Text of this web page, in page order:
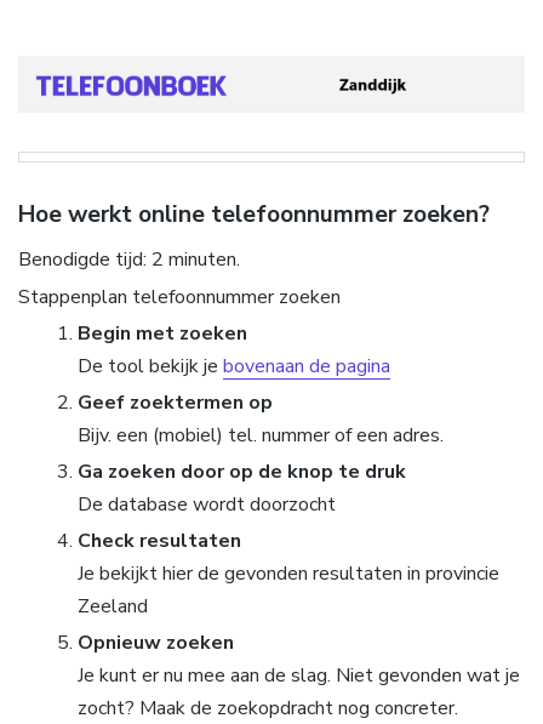
Hoe werkt online telefoonnummer zoeken?
Benodigde tijd: 2 minuten.
Stappenplan telefoonnummer zoeken
Begin met zoeken
De tool bekijk je bovenaan de pagina
Geef zoektermen op
Bijv. een (mobiel) tel. nummer of een adres.
Ga zoeken door op de knop te druk
De database wordt doorzocht
Check resultaten
Je bekijkt hier de gevonden resultaten in provincie
Zeeland
Opnieuw zoeken
Je kunt er nu mee aan de slag. Niet gevonden wat je
zocht? Maak de zoekopdracht nog concreter.